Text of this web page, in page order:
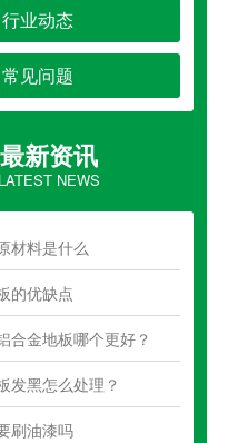
行业动态
常见问题
最新资讯
LATEST NEWS
材料是什么
的优缺点
合金地板哪个更好？
发黑怎么处理？
刷油漆吗